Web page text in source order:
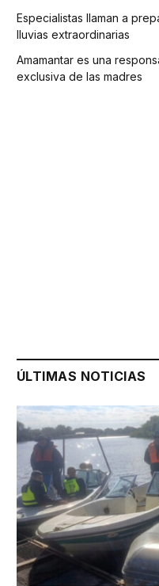
Especialistas llaman a
lluvias extraordinarias
Amamantar es una
exclusiva de las madres
ÚLTIMAS NOTICIAS